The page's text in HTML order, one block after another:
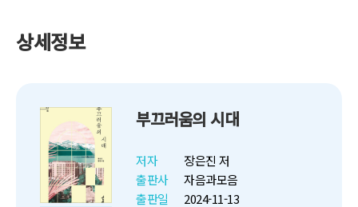
상세정보
부끄러움의 시대
저자
장은진 저
출판사
자음과모음
출판일
2024-11-13